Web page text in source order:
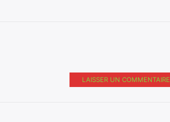
LAISSER UN COMMENTAIRE